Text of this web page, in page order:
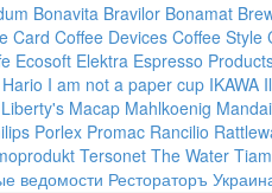
Bonavita Bravilor Bonamat
Card Coffee Devices Coffee Style
Ecosoft Elektra Espresso
Hario I am not a paper cup IKAWA
Liberty's Macap Mahlkoenig
Porlex Promac Rancilio
Tersonet The Water
ведомости Рестораторъ